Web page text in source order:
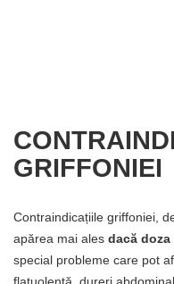
GRIFFONIEI
Contraindicațiile griffoniei,
apărea mai ales dacă doza
special probleme care pot